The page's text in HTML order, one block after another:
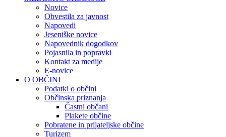
Novice
Obvestila za javnost
Napovedi
Jeseniške novice
Napovednik dogodkov
Pojasnila in popravki
Kontakt za medije
E-novice
O OBČINI
Podatki o občini
Občinska priznanja
Častni občani
Plakete občine
Pobratene in prijateljske občine
Turizem